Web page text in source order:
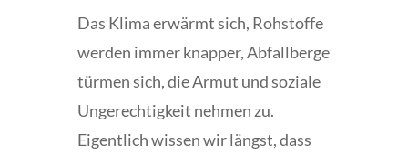
Das Klima erwärmt sich, Rohstoffe
werden immer knapper, Abfallberge
türmen sich, die Armut und soziale
Ungerechtigkeit nehmen zu.
Eigentlich wissen wir längst, dass